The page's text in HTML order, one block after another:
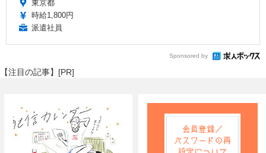
東京都
時給1,800円
派遣社員
Sponsored by
【注目の記事】[PR]